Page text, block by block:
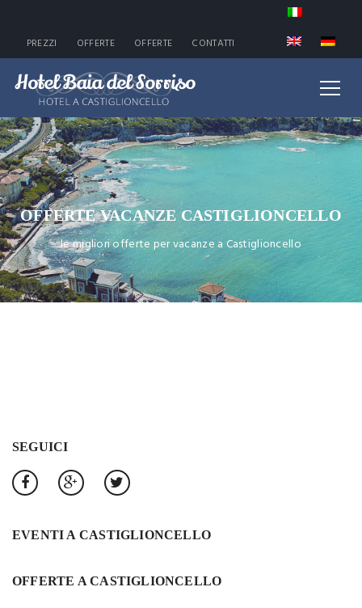
PREZZI OFFERTE OFFERTE CONTATTI
OFFERTE VACANZE CASTIGLIONCELLO
le migliori offerte per vacanze a Castiglioncello
SEGUICI
EVENTI A CASTIGLIONCELLO
OFFERTE A CASTIGLIONCELLO